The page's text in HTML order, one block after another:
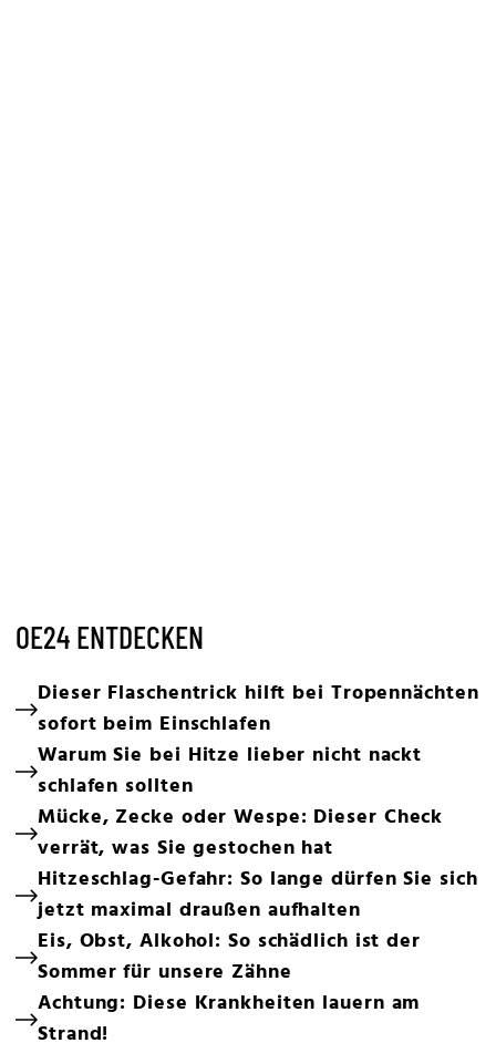
OE24 ENTDECKEN
Dieser Flaschentrick hilft bei Tropennächten
sofort beim Einschlafen
Warum Sie bei Hitze lieber nicht nackt
schlafen sollten
Mücke, Zecke oder Wespe: Dieser Check
verrät, was Sie gestochen hat
Hitzeschlag-Gefahr: So lange dürfen Sie sich
jetzt maximal draußen aufhalten
Eis, Obst, Alkohol: So schädlich ist der
Sommer für unsere Zähne
Achtung: Diese Krankheiten lauern am